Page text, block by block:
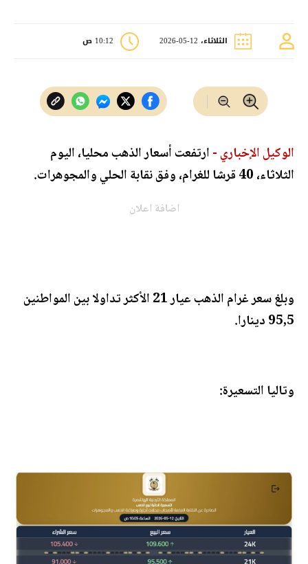
الثلاثاء، 12-05-2026 10:12 ص
الوكيل الإخباري -ارتفعت أسعار الذهب محليا، اليوم
الثلاثاء، 40 قرشا للغرام، وفق نقابة الحلي والمجوهرات.
اضافة اعلان
وبلغ سعر غرام الذهب عيار 21 الأكثر تداولا بين المواطنين
95,5 دينارا.
وتاليا التسعيرة: